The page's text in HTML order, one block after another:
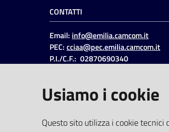
CONTATTI
Email: info@emilia.camcom.it
PEC: cciaa@pec.emilia.camcom.it
P.I./C.F.: 02870690340
Codice IPA: ccem
SOCIAL
Usiamo i cookie
Questo sito utilizza i cookie